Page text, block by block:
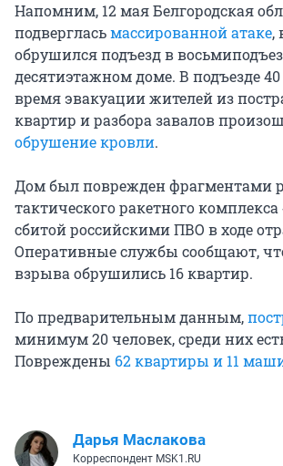
Напомним, 12 мая Белгородская
подвергласьмассированной атаке,
обрушился подъезд в
десятиэтажном доме. В подъезде
время эвакуации жителей из
квартир и разбора завалов
обрушение кровли.
Дом был поврежден фрагментами
тактического ракетного комплекса
сбитой российскими ПВО в ходе
Оперативные службы сообщают,
взрыва обрушились 16 квартир.
По предварительным данным,
минимум 20 человек, среди них
Повреждены 62 квартиры и 11
Дарья Маслакова
Корреспондент MSK1.RU